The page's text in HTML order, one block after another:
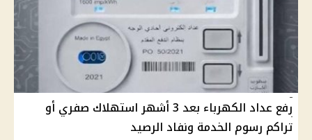
رفع عداد الكهرباء بعد 3 أشهر استهلاك صفري أو
تراكم رسوم الخدمة ونفاد الرصيد